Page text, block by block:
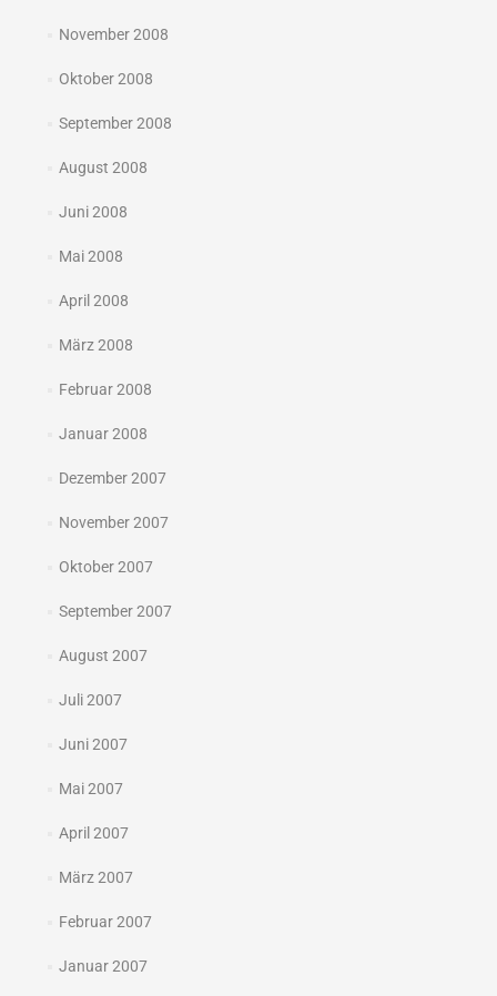
November 2008
Oktober 2008
September 2008
August 2008
Juni 2008
Mai 2008
April 2008
März 2008
Februar 2008
Januar 2008
Dezember 2007
November 2007
Oktober 2007
September 2007
August 2007
Juli 2007
Juni 2007
Mai 2007
April 2007
März 2007
Februar 2007
Januar 2007